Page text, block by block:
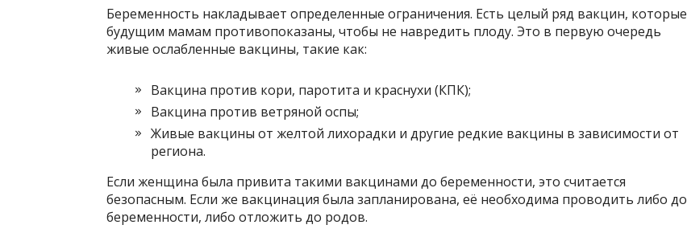
Беременность накладывает определенные ограничения. Есть целый ряд вакцин, которые
будущим мамам противопоказаны, чтобы не навредить плоду. Это в первую очередь
живые ослабленные вакцины, такие как:
Вакцина против кори, паротита и краснухи (КПК);
Вакцина против ветряной оспы;
Живые вакцины от желтой лихорадки и другие редкие вакцины в зависимости от
региона.
Если женщина была привита такими вакцинами до беременности, это считается
безопасным. Если же вакцинация была запланирована, её необходима проводить либо до
беременности, либо отложить до родов.